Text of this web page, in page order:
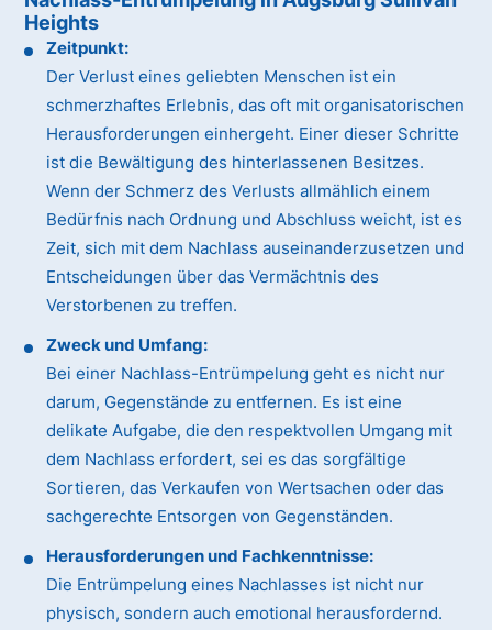
Heights
Zeitpunkt:
Der Verlust eines geliebten Menschen ist ein
schmerzhaftes Erlebnis, das oft mit organisatorischen
Herausforderungen einhergeht. Einer dieser Schritte
ist die Bewältigung des hinterlassenen Besitzes.
Wenn der Schmerz des Verlusts allmählich einem
Bedürfnis nach Ordnung und Abschluss weicht, ist es
Zeit, sich mit dem Nachlass auseinanderzusetzen und
Entscheidungen über das Vermächtnis des
Verstorbenen zu treffen.
Zweck und Umfang:
Bei einer Nachlass-Entrümpelung geht es nicht nur
darum, Gegenstände zu entfernen. Es ist eine
delikate Aufgabe, die den respektvollen Umgang mit
dem Nachlass erfordert, sei es das sorgfältige
Sortieren, das Verkaufen von Wertsachen oder das
sachgerechte Entsorgen von Gegenständen.
Herausforderungen und Fachkenntnisse:
Die Entrümpelung eines Nachlasses ist nicht nur
physisch, sondern auch emotional herausfordernd.